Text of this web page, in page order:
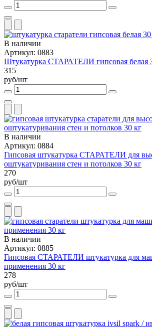
В наличии
Артикул: 0883
Штукатурка СТАРАТЕЛИ гипсовая белая
315
руб/шт
В наличии
Артикул: 0884
Гипсовая штукатурка СТАРАТЕЛИ для
оштукатуривания стен и потолков 30 кг
270
руб/шт
В наличии
Артикул: 0885
Гипсовая СТАРАТЕЛИ штукатурка для
применения 30 кг
278
руб/шт